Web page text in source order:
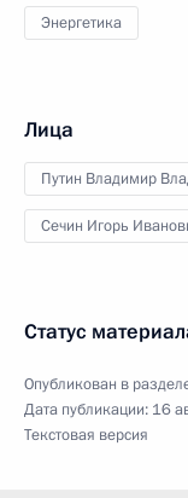
Энергетика
Лица
Путин Владимир
Сечин Игорь
Статус
Опубликован в
Дата публикации: 16
Текстовая версия